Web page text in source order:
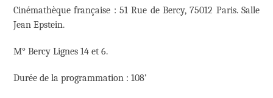
Cinémathèque française : 51 Rue de Bercy, 75012 Paris. Salle
Jean Epstein.
M° Bercy Lignes 14 et 6.
Durée de la programmation : 108’